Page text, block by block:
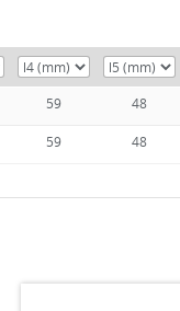
59 48
59 48